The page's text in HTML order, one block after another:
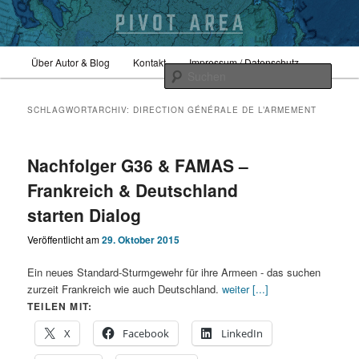
primären
springen
sekundären
springenpivotarea
HauptmenüÜber Autor & Blog Kontakt Impressum / Datenschutz
SCHLAGWORTARCHIV: DIRECTION GÉNÉRALE DE L’ARMEMENT
Nachfolger G36 & FAMAS –
Frankreich & Deutschland
starten Dialog
Veröffentlicht am29. Oktober 2015
Ein neues Standard-Sturmgewehr für ihre Armeen - das suchen
zurzeit Frankreich wie auch Deutschland.weiter [...]
TEILEN MIT:
X
Facebook LinkedIn